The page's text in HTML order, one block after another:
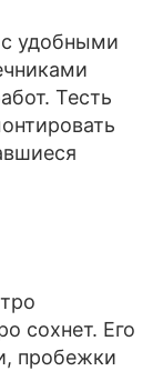
удобными
Тесть
сохнет. Его
пробежки